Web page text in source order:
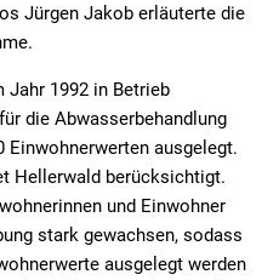
Jürgen Jakob erläuterte die
Jahr 1992 in Betrieb
die Abwasserbehandlung
Einwohnerwerten ausgelegt.
Hellerwald berücksichtigt.
und Einwohner
stark gewachsen, sodass
ausgelegt werden